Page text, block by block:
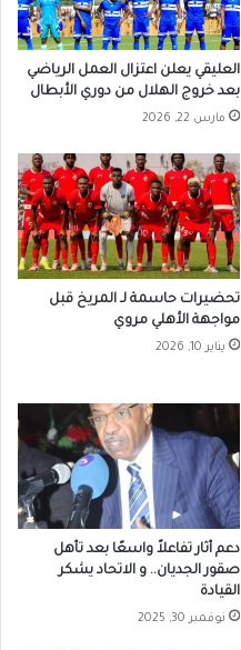
العليقي يعلن اعتزال العمل الرياضي
بعد خروج الهلال من دوري الأبطال
مارس 22, 2026
تحضيرات حاسمة لـ المريخ قبل
مواجهة الأهلي مروي
يناير 10, 2026
دعم أثار تفاعلاً واسعًا بعد تأهل
صقور الجديان.. و الاتحاد يشكر
القيادة
نوفمبر 30, 2025